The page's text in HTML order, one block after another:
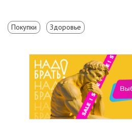
Покупки Здоровье